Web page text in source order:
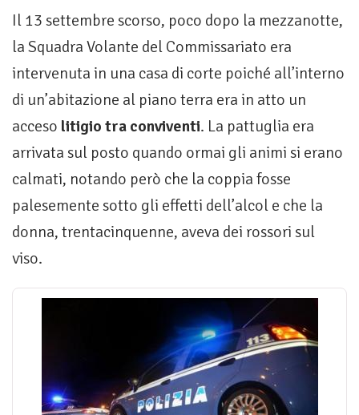
Il 13 settembre scorso, poco dopo la mezzanotte,
la Squadra Volante del Commissariato era
intervenuta in una casa di corte poiché all’interno
di un’abitazione al piano terra era in atto un
acceso litigio tra conviventi. La pattuglia era
arrivata sul posto quando ormai gli animi si erano
calmati, notando però che la coppia fosse
palesemente sotto gli effetti dell’alcol e che la
donna, trentacinquenne, aveva dei rossori sul
viso.